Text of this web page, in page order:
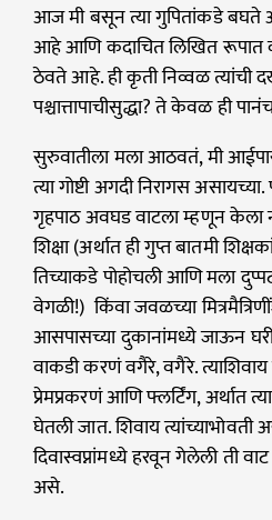
आज मी बसून त्या गुपितांकडे बघते
आहे आणि कदाचित लिखित
ठेवते आहे. ही कृती निव्वळ त्यांची
पश्चात्तापाचीसुद्धा? ते केवळ ही
सुरुवातीला मला आठवतं, मी
त्या गोष्टी अगदी निरागस
गृहपाठ अवघड वाटला म्हणून केला
शिक्षा (अर्थात ही गुप्त बातमी
तिच्याकडे पोहोचली आणि मला दुप्पट
वेगळी!) किंवा जवळच्या
आसपासच्या दुकानांमध्ये जाऊन
वाकडी करणं वगैरे, वगैरे.
प्रेमप्रकरणं आणि फ्लर्टिंग, अर्थात
घेतली जात. शिवाय
दिवास्वप्नांमध्ये हरवून गेलेली ती
असे.